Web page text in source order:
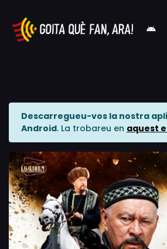
Descarregueu-vos la nostra
Android. La trobareu en aquest